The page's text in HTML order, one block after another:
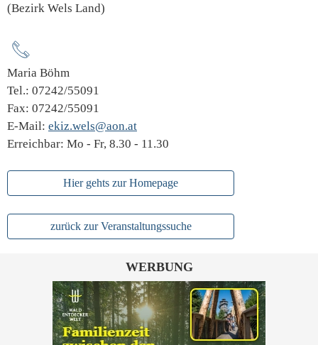
(Bezirk Wels Land)
Maria Böhm
Tel.: 07242/55091
Fax: 07242/55091
E-Mail: ekiz.wels@aon.at
Erreichbar: Mo - Fr, 8.30 - 11.30
Hier gehts zur Homepage
zurück zur Veranstaltungssuche
WERBUNG